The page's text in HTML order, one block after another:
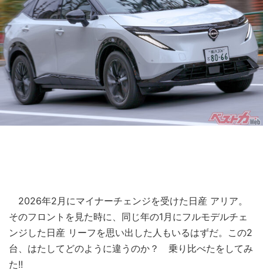
2026年2月にマイナーチェンジを受けた日産 アリア。
そのフロントを見た時に、同じ年の1月にフルモデルチェ
ンジした日産 リーフを思い出した人もいるはずだ。この2
台、はたしてどのように違うのか？ 乗り比べたをしてみ
た!!